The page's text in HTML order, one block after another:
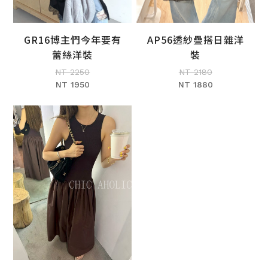
加入購物車
GR16博主們今年要有
蕾絲洋裝
NT 2250
NT 1950
加入購物車
AP56透紗疊搭日雜洋
裝
NT 2180
NT 1880